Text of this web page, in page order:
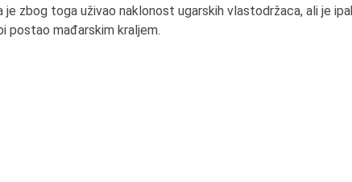
je zbog toga uživao naklonost ugarskih vlastodržaca, ali je
postao mađarskim kraljem.